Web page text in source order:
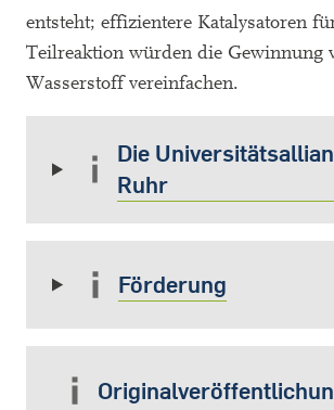
entsteht; effizientere Katalysatoren
Teilreaktion würden die Gewinnung
Wasserstoff vereinfachen.
Die
Ruhr
Förderung